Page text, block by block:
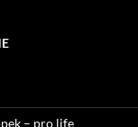
– pro life